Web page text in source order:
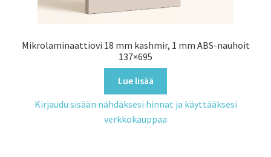
Mikrolaminaattiovi 18 mm kashmir, 1 mm ABS-nauhoit
137×695
Lue lisää
Kirjaudu sisään nähdäksesi hinnat ja käyttääksesi
verkkokauppaa